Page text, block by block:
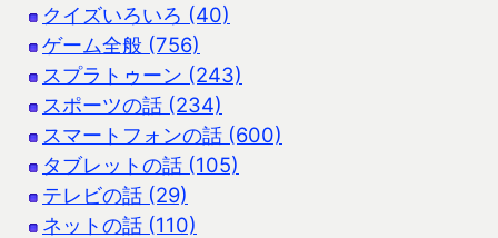
クイズいろいろ (40)
ゲーム全般 (756)
スプラトゥーン (243)
スポーツの話 (234)
スマートフォンの話 (600)
タブレットの話 (105)
テレビの話 (29)
ネットの話 (110)